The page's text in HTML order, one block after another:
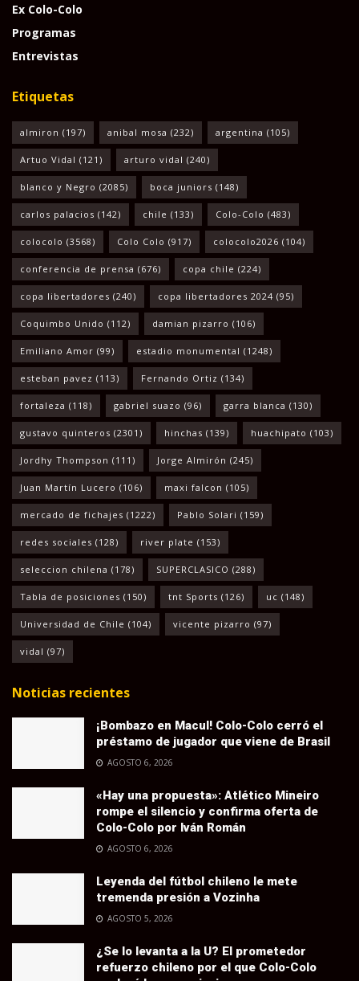
Ex Colo-Colo
Programas
Entrevistas
Etiquetas
almiron (197) anibal mosa (232) argentina (105)
Artuo Vidal (121) arturo vidal (240)
blanco y Negro (2085) boca juniors (148)
carlos palacios (142) chile (133) Colo-Colo (483)
colocolo (3568) Colo Colo (917) colocolo2026 (104)
conferencia de prensa (676) copa chile (224)
copa libertadores (240) copa libertadores 2024 (95)
Coquimbo Unido (112) damian pizarro (106)
Emiliano Amor (99) estadio monumental (1248)
esteban pavez (113) Fernando Ortiz (134)
fortaleza (118) gabriel suazo (96) garra blanca (130)
gustavo quinteros (2301) hinchas (139) huachipato (103)
Jordhy Thompson (111) Jorge Almirón (245)
Juan Martín Lucero (106) maxi falcon (105)
mercado de fichajes (1222) Pablo Solari (159)
redes sociales (128) river plate (153)
seleccion chilena (178) SUPERCLASICO (288)
Tabla de posiciones (150) tnt Sports (126) uc (148)
Universidad de Chile (104) vicente pizarro (97)
vidal (97)
Noticias recientes
¡Bombazo en Macul! Colo-Colo cerró el
préstamo de jugador que viene de Brasil
AGOSTO 6, 2026
«Hay una propuesta»: Atlético Mineiro
rompe el silencio y confirma oferta de
Colo-Colo por Iván Román
AGOSTO 6, 2026
Leyenda del fútbol chileno le mete
tremenda presión a Vozinha
AGOSTO 5, 2026
¿Se lo levanta a la U? El prometedor
refuerzo chileno por el que Colo-Colo